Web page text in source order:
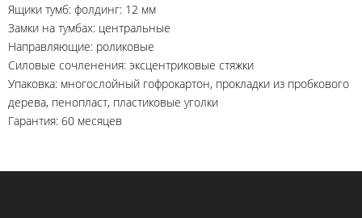
Ящики тумб: фолдинг: 12 мм
Замки на тумбах: центральные
Направляющие: роликовые
Силовые сочленения: эксцентриковые стяжки
Упаковка: многослойный гофрокартон, прокладки из пробкового
дерева, пенопласт, пластиковые уголки
Гарантия: 60 месяцев